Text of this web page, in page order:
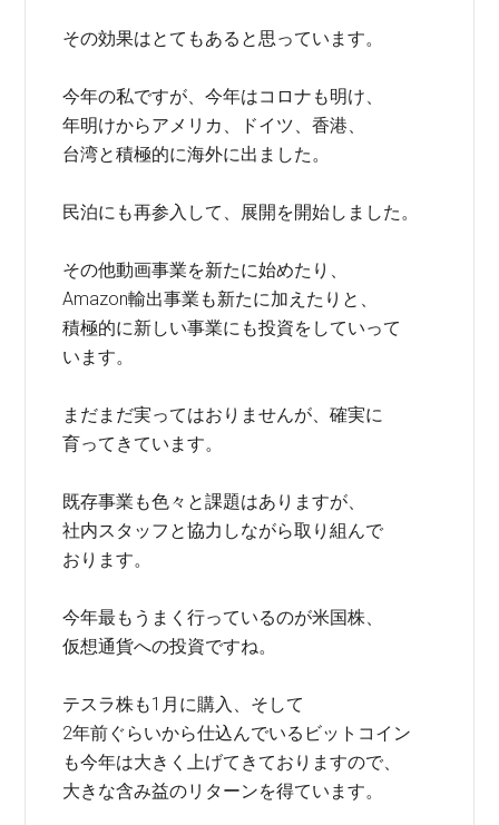
その効果はとてもあると思っています。
今年の私ですが、今年はコロナも明け、
年明けからアメリカ、ドイツ、香港、
台湾と積極的に海外に出ました。
民泊にも再参入して、展開を開始しました。
その他動画事業を新たに始めたり、
Amazon輸出事業も新たに加えたりと、
積極的に新しい事業にも投資をしていって
います。
まだまだ実ってはおりませんが、確実に
育ってきています。
既存事業も色々と課題はありますが、
社内スタッフと協力しながら取り組んで
おります。
今年最もうまく行っているのが米国株、
仮想通貨への投資ですね。
テスラ株も1月に購入、そして
2年前ぐらいから仕込んでいるビットコイン
も今年は大きく上げてきておりますので、
大きな含み益のリターンを得ています。